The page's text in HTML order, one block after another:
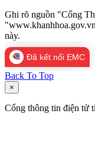
Ghi rõ nguồn "Cổng
này.
Đã kết nối EMC
Back To Top
×
Cổng thông tin điện tử